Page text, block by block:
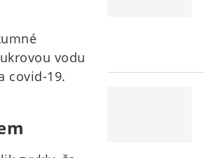
vodu
covid-19.